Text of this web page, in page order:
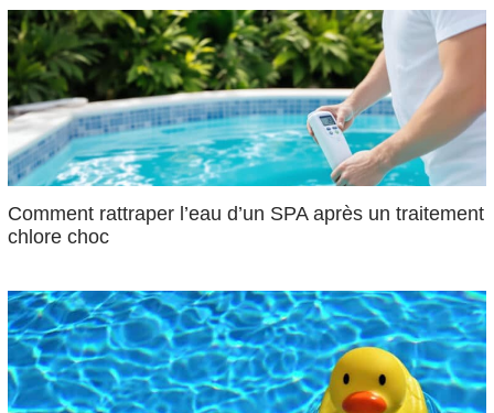
Comment rattraper l’eau d’un SPA après un traitement
chlore choc